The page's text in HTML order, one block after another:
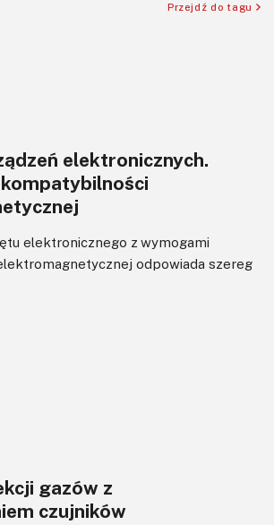
Przejdź do tagu
elektronicznych.
elektronicznego z wymogami
odpowiada szereg
gazów z
czujników